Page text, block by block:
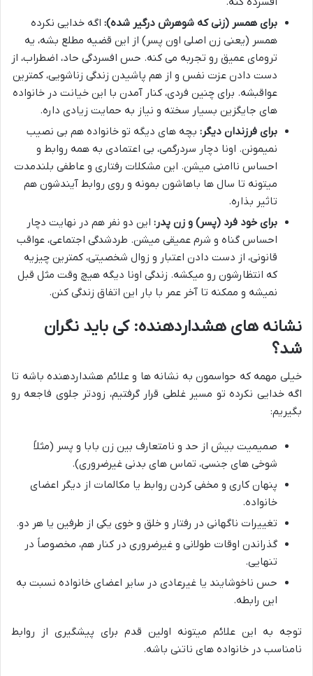
برای همسر (زنی که شوهرش درگیر شده): اگه خدایی نکرده
همسر (یعنی زن اصلی اون پسر) از این قضیه مطلع بشه، یه
ترومای عمیق رو تجربه می کنه. حس افسردگی حاد، اضطراب، از
دست دادن عزت نفس و از هم پاشیدن زندگی زناشویی، کمترین
عواقبشه. برای چنین فردی، کنار آمدن با این خیانت در خانواده
های جایگزین بسیار سخته و نیاز به حمایت زیادی داره.
برای فرزندان دیگر: بچه های دیگه تو خانواده هم بی نصیب
نمیمونن. اونا دچار سردرگمی، بی اعتمادی به همه روابط و
احساس ناامنی میشن. این مشکلات رفتاری و عاطفی بلندمدت
میتونه تا سال ها باهاشون بمونه و روی روابط آیندشون هم
تاثیر بذاره.
برای خود فرد (پسر) و زن پدر: این دو نفر هم در نهایت دچار
احساس گناه و شرم عمیقی میشن. طردشدگی اجتماعی، عواقب
قانونی، از دست دادن اعتبار و زوال شخصیتی، کمترین چیزیه
که انتظارشون رو میکشه. زندگی اونا دیگه هیچ وقت مثل قبل
نمیشه و ممکنه تا آخر عمر با بار این اتفاق زندگی کنن.
نشانه های هشداردهنده: کی باید نگران
شد؟
خیلی مهمه که حواسمون به نشانه ها و علائم هشداردهنده باشه تا
اگه خدایی نکرده تو مسیر غلطی قرار گرفتیم، زودتر جلوی فاجعه رو
بگیریم:
صمیمیت بیش از حد و نامتعارف بین زن بابا و پسر (مثلاً
شوخی های جنسی، تماس های بدنی غیرضروری).
پنهان کاری و مخفی کردن روابط یا مکالمات از دیگر اعضای
خانواده.
تغییرات ناگهانی در رفتار و خلق و خوی یکی از طرفین یا هر دو.
گذراندن اوقات طولانی و غیرضروری در کنار هم، مخصوصاً در
تنهایی.
حس ناخوشایند یا غیرعادی در سایر اعضای خانواده نسبت به
این رابطه.
توجه به این علائم میتونه اولین قدم برای پیشگیری از روابط
نامناسب در خانواده های ناتنی باشه.